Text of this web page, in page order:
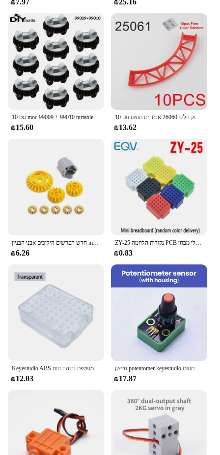
₪7.97 ₪25.16
10 סט moc 99009 + 99010 turtable 28 שן קטן תחתון קטן עם goeds בניין בלוקים חלקים טכניים 4652236
₪15.60
10 מחשבים רולר רכבת מסילות רכבת טכנולוגיית חלקיקים קטן 26559 בניין בלוק חלקי 26060 אביזרים תואם עם goeds
₪13.62
₪6.26 ₪0.83
₪12.03 ₪17.87